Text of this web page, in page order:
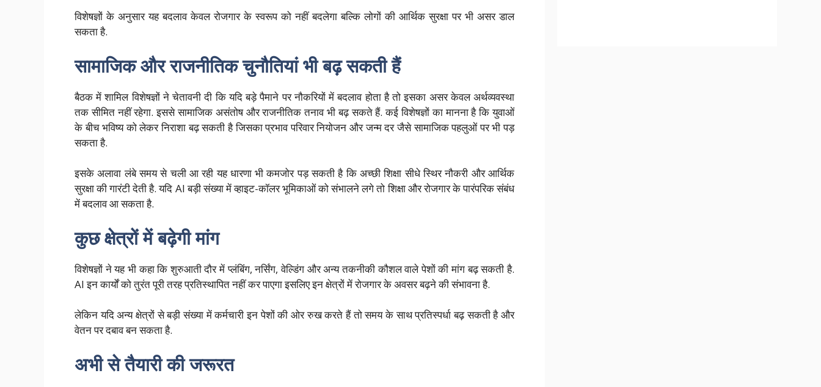
विशेषज्ञों के अनुसार यह बदलाव केवल रोजगार के स्वरूप को नहीं बदलेगा बल्कि लोगों की आर्थिक सुरक्षा पर भी असर डाल
सकता है.
सामाजिक और राजनीतिक चुनौतियां भी बढ़ सकती हैं
बैठक में शामिल विशेषज्ञों ने चेतावनी दी कि यदि बड़े पैमाने पर नौकरियों में बदलाव होता है तो इसका असर केवल अर्थव्यवस्था
तक सीमित नहीं रहेगा. इससे सामाजिक असंतोष और राजनीतिक तनाव भी बढ़ सकते हैं. कई विशेषज्ञों का मानना है कि युवाओं
के बीच भविष्य को लेकर निराशा बढ़ सकती है जिसका प्रभाव परिवार नियोजन और जन्म दर जैसे सामाजिक पहलुओं पर भी पड़
सकता है.
इसके अलावा लंबे समय से चली आ रही यह धारणा भी कमजोर पड़ सकती है कि अच्छी शिक्षा सीधे स्थिर नौकरी और आर्थिक
सुरक्षा की गारंटी देती है. यदि AI बड़ी संख्या में व्हाइट-कॉलर भूमिकाओं को संभालने लगे तो शिक्षा और रोजगार के पारंपरिक संबंध
में बदलाव आ सकता है.
कुछ क्षेत्रों में बढ़ेगी मांग
विशेषज्ञों ने यह भी कहा कि शुरुआती दौर में प्लंबिंग, नर्सिंग, वेल्डिंग और अन्य तकनीकी कौशल वाले पेशों की मांग बढ़ सकती है.
AI इन कार्यों को तुरंत पूरी तरह प्रतिस्थापित नहीं कर पाएगा इसलिए इन क्षेत्रों में रोजगार के अवसर बढ़ने की संभावना है.
लेकिन यदि अन्य क्षेत्रों से बड़ी संख्या में कर्मचारी इन पेशों की ओर रुख करते हैं तो समय के साथ प्रतिस्पर्धा बढ़ सकती है और
वेतन पर दबाव बन सकता है.
अभी से तैयारी की जरूरत